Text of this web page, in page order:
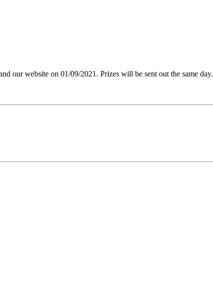
our website on 01/09/2021. Prizes will be sent out the same day.